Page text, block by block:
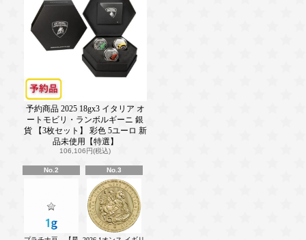
予約商品 2025 18gx3 イタリア オ
ートモビリ・ランボルギーニ 銀
貨 【3枚セット】 彩色 5ユーロ 新
品未使用【特選】
106,106円(税込)
No.2 No.3